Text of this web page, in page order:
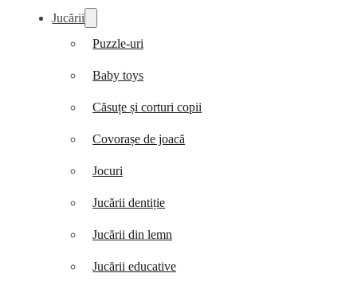
Jucării
Puzzle-uri
Baby toys
Căsuțe și corturi copii
Covorașe de joacă
Jocuri
Jucării dentiție
Jucării din lemn
Jucării educative